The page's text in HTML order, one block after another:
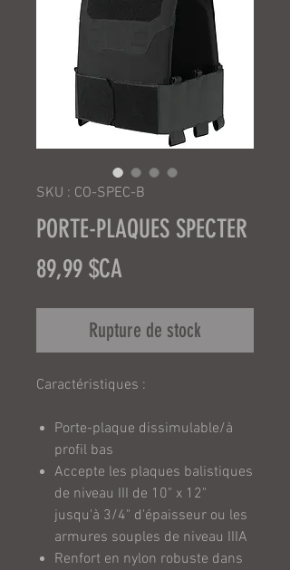
SKU : CO-SPEC-B
PORTE-PLAQUES SPECTER
89,99 $CA
Rupture de stock
Caractéristiques :
Porte-plaque dissimulable/à
profil bas
Accepte les plaques balistiques
de niveau III de 10" x 12"
jusqu'à 3/4" d'épaisseur ou les
armures souples de niveau IIIA
Renfort en nylon robuste dans